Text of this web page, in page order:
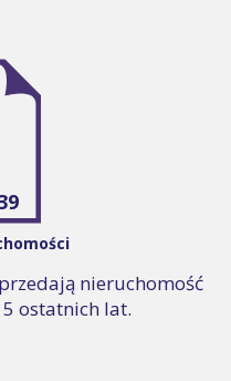
nieruchomość
ostatnich lat.